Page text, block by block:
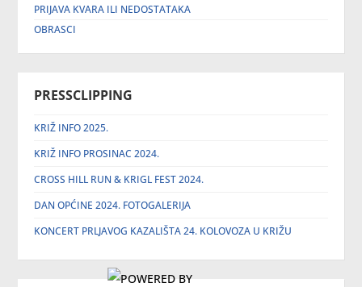
PRIJAVA KVARA ILI NEDOSTATAKA
OBRASCI
PRESSCLIPPING
KRIŽ INFO 2025.
KRIŽ INFO PROSINAC 2024.
CROSS HILL RUN & KRIGL FEST 2024.
DAN OPĆINE 2024. FOTOGALERIJA
KONCERT PRLJAVOG KAZALIŠTA 24. KOLOVOZA U KRIŽU